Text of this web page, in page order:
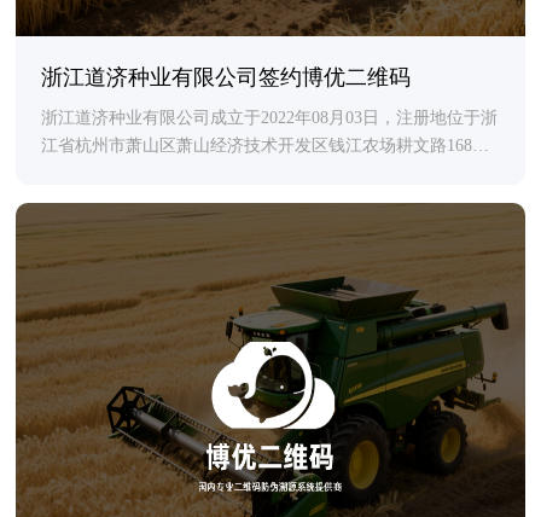
浙江道济种业有限公司签约博优二维码
浙江道济种业有限公司成立于2022年08月03日，注册地位于浙
江省杭州市萧山区萧山经济技术开发区钱江农场耕文路168号
括一